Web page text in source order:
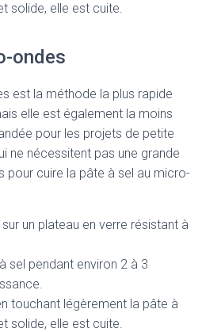
solide, elle est cuite.
ondes
est la méthode la plus rapide
elle est également la moins
pour les projets de petite
ne nécessitent pas une grande
pour cuire la pâte à sel au micro-
un plateau en verre résistant à
sel pendant environ 2 à 3
touchant légèrement la pâte à
solide, elle est cuite.